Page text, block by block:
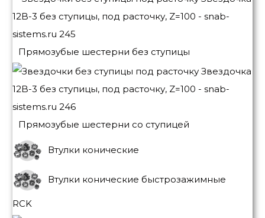
Прямозубые шестерни без ступицы
Прямозубые шестерни со ступицей
Втулки конические
Втулки конические быстрозажимные
RCK